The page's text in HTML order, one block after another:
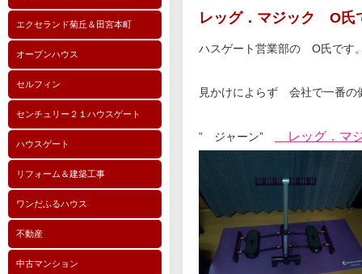
エクセランド菊丘＆田宮本町
オープンハウス
セルフィン
センチュリー２１ハウスゲート
ハウスゲート
リフォーム＆建築工事
ワンだふるハウス
不動産
中古マンション
レッグ．マジック O氏
ハスゲート営業部の O氏です
見かけによらず 会社で一番
” ジャーン” レッグ．マ